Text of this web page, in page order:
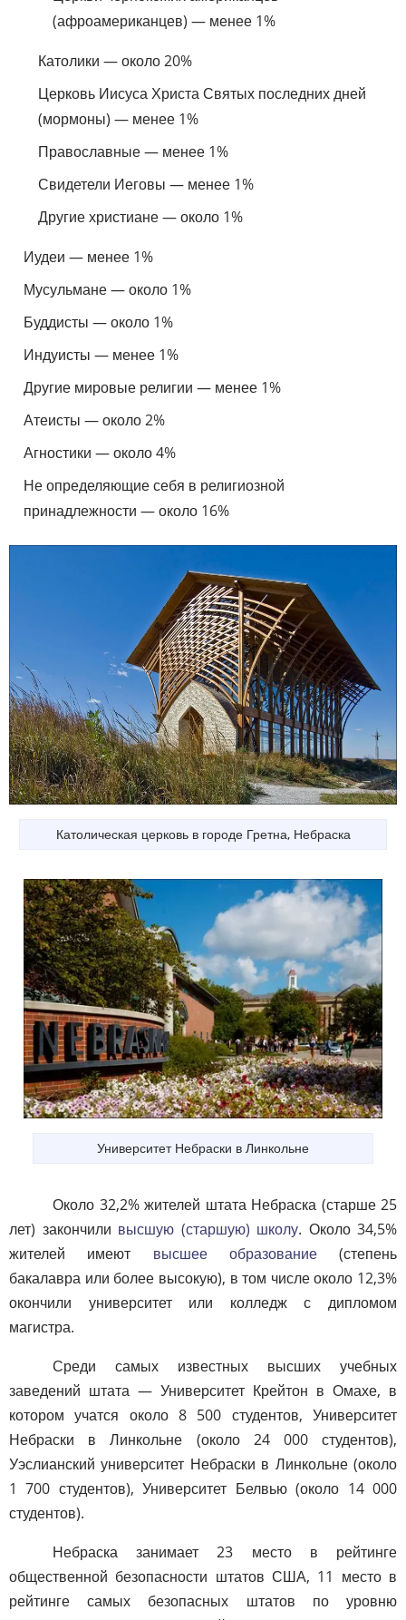
(афроамериканцев) — менее 1%
Католики — около 20%
Церковь Иисуса Христа Святых последних дней
(мормоны) — менее 1%
Православные — менее 1%
Свидетели Иеговы — менее 1%
Другие христиане — около 1%
Иудеи — менее 1%
Мусульмане — около 1%
Буддисты — около 1%
Индуисты — менее 1%
Другие мировые религии — менее 1%
Атеисты — около 2%
Агностики — около 4%
Не определяющие себя в религиозной
принадлежности — около 16%
Католическая церковь в городе Гретна, Небраска
Университет Небраски в Линкольне
Около 32,2% жителей штата Небраска (старше 25
лет) закончили высшую (старшую) школу. Около 34,5%
жителей имеют высшее образование(степень
бакалавра или более высокую), в том числе около 12,3%
окончили университет или колледж с дипломом
магистра.
Среди самых известных высших учебных
заведений штата — Университет Крейтон в Омахе, в
котором учатся около 8 500 студентов, Университет
Небраски в Линкольне (около 24 000 студентов),
Уэслианский университет Небраски в Линкольне (около
1 700 студентов), Университет Белвью (около 14 000
студентов).
Небраска занимает 23 место в рейтинге
общественной безопасности штатов США, 11 место в
рейтинге самых безопасных штатов по уровню